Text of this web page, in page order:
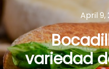
April 9,
variedad